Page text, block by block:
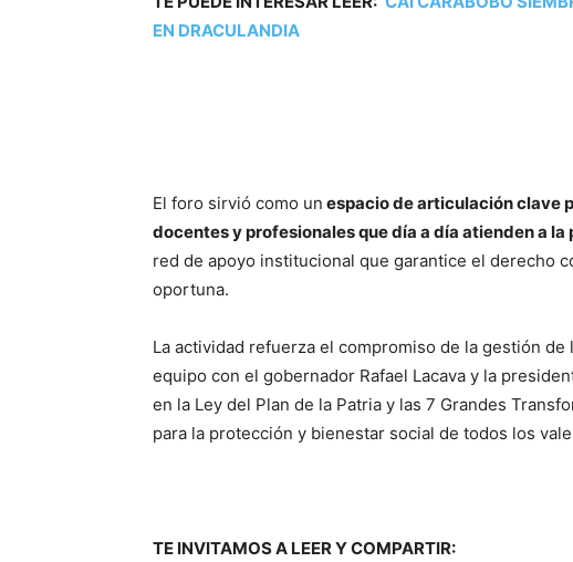
EN DRACULANDIA
El foro sirvió como un espacio de articulación clave
docentes y profesionales que día a día atienden a
red de apoyo institucional que garantice el derecho
oportuna.
La actividad refuerza el compromiso de la gestión de
equipo con el gobernador Rafael Lacava y la
en la Ley del Plan de la Patria y las 7 Grandes
para la protección y bienestar social de todos los
TE INVITAMOS A LEER Y COMPARTIR: